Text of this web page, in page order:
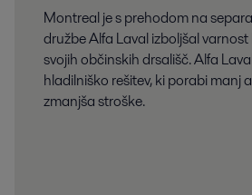
Montreal je s prehodom na
družbe Alfa Laval izboljšal
svojih občinskih drsališč. Alfa
hladilniško rešitev, ki porabi manj
zmanjša stroške.